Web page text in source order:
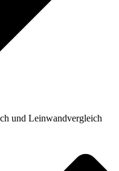
und Leinwandvergleich